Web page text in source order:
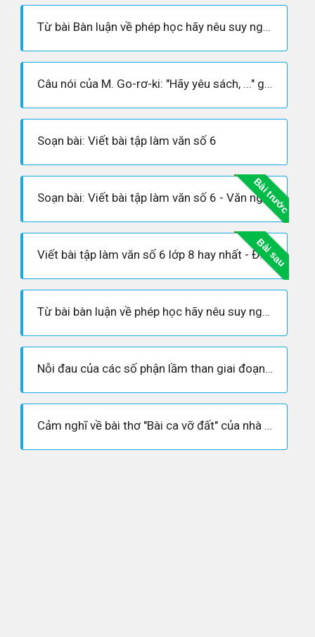
Từ bài Bàn luận về phép học hãy nêu suy nghĩ về mối quan hệ giữa học và hành (5 bài)
Câu nói của M. Go-rơ-ki: "Hãy yêu sách, ..." gợi cho em suy nghĩ gì (6 bài)
Soạn bài: Viết bài tập làm văn số 6
Bài trước
Soạn bài: Viết bài tập làm văn số 6 - Văn nghị luận (siêu ngắn)
Bài sau
Viết bài tập làm văn số 6 lớp 8 hay nhất - Đề số 1
Từ bài bàn luận về phép học hãy nêu suy nghĩ về mối quan hệ giữa học và hành - Văn hay lớp 8
Nỗi đau của các số phận lầm than giai đoạn Cách mạng tháng 8
Cảm nghĩ về bài thơ "Bài ca vỡ đất" của nhà thơ Hoàng Thông